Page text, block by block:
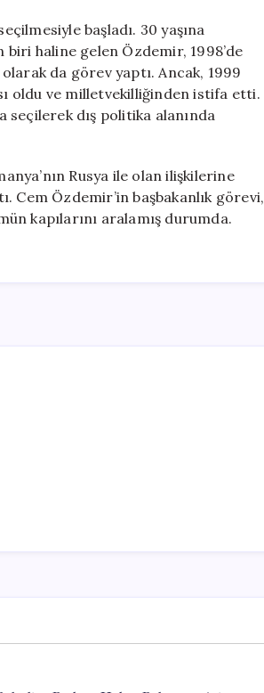
başladı. 30 yaşına
haline gelen Özdemir, 1998’de
da görev yaptı. Ancak, 1999
oldu ve milletvekilliğinden istifa etti.
seçilerek dış politika alanında
Rusya ile olan ilişkilerine
Cem Özdemir’in başbakanlık görevi,
kapılarını aralamış durumda.